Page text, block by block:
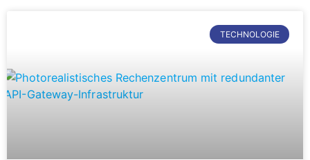
TECHNOLOGIE